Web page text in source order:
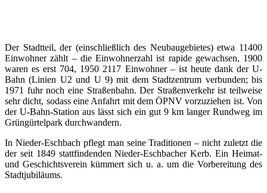
Der Stadtteil, der (einschließlich des Neubaugebietes) etwa 11400
Einwohner zählt – die Einwohnerzahl ist rapide gewachsen, 1900
waren es erst 704, 1950 2117 Einwohner – ist heute dank der U-
Bahn (Linien U2 und U 9) mit dem Stadtzentrum verbunden; bis
1971 fuhr noch eine Straßenbahn. Der Straßenverkehr ist teilweise
sehr dicht, sodass eine Anfahrt mit dem ÖPNV vorzuziehen ist. Von
der U-Bahn-Station aus lässt sich ein gut 9 km langer Rundweg im
Grüngürtelpark durchwandern.
In Nieder-Eschbach pflegt man seine Traditionen – nicht zuletzt die
der seit 1849 stattfindenden Nieder-Eschbacher Kerb. Ein Heimat-
und Geschichtsverein kümmert sich u. a. um die Vorbereitung des
Stadtjubiläums.